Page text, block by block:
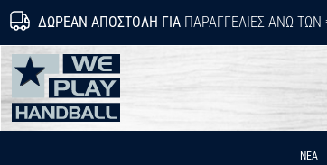
ΔΩΡΕΆΝ ΑΠΟΣΤΟΛΉ ΓΙΑΠΑΡΑΓΓΕΛΊΕΣ ΆΝΩ ΤΩΝ
WePlayHandball.cy
ΝΕΑ